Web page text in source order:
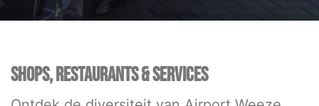
SHOPS, RESTAURANTS & SERVICES